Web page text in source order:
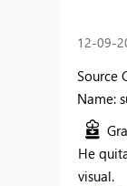
‎12-09-
Source
Name:
He
visual.